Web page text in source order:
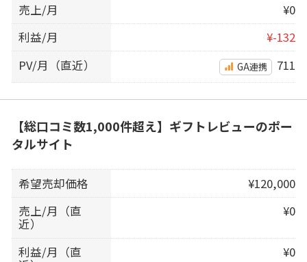
売上/月
¥0
利益/月
¥-132
PV/月（直近）
GA連携 711
【総口コミ数1,000件超え】ギフトレビューのポー
タルサイト
希望売却価格
¥120,000
売上/月（直
近）
¥0
利益/月（直 ¥0